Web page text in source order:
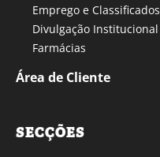
Emprego e Classificados
Divulgação Institucional
Farmácias
Área de Cliente
SECÇÕES